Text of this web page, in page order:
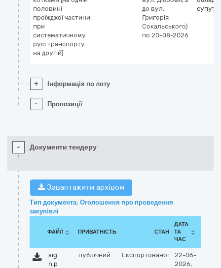
половинi
проїжджої частини
при
систематичному
русi транспорту
на другiй]
до вул.
Григорія
Сокальського)
по 20-08-2026
+ Інформація по лоту
- Пропозиції
- Документи тендеру
Завантажити архівом
Тип документа: Оголошення про проведення
закупівлі
ФАЙЛ ПРИВАТНІСТЬ СТАН
ДАТА
ТА
ЧАС
sig
n.p
публічний Експортовано:
22-06-
2026,